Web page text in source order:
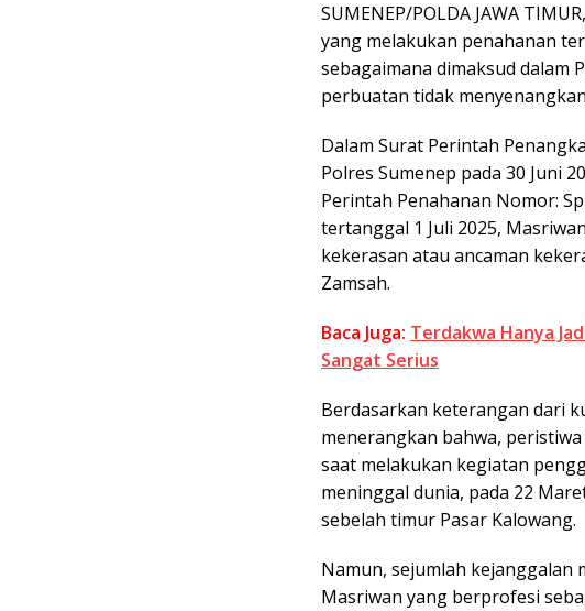
SUMENEP/POLDA JAWA
yang melakukan penahanan
sebagaimana dimaksud dalam
perbuatan tidak
Dalam Surat Perintah
Polres Sumenep pada 30 Juni
Perintah Penahanan Nomor:
tertanggal 1 Juli 2025,
kekerasan atau ancaman
Zamsah.
Baca Juga: Terdakwa Hanya
Sangat Serius
Berdasarkan keterangan dari
menerangkan bahwa,
saat melakukan kegiatan
meninggal dunia, pada 22
sebelah timur Pasar Kalowang.
Namun, sejumlah kejanggalan
Masriwan yang berprofesi